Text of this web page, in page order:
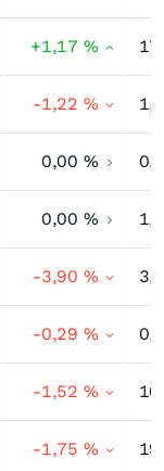
+1,17 %
-1,22 %
0,00 %
0,00 %
-3,90 %
-0,29 %
-1,52 %
-1,75 %